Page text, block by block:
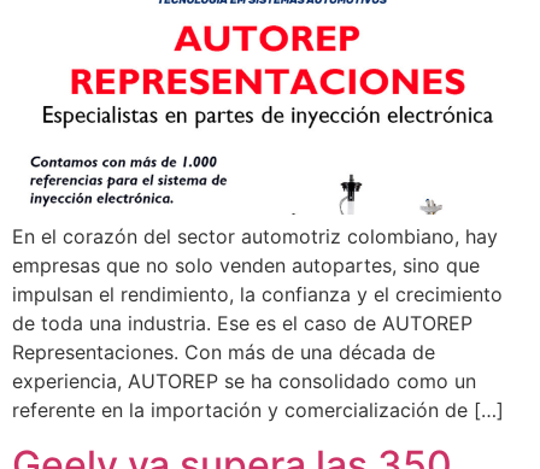
En el corazón del sector automotriz colombiano, hay
empresas que no solo venden autopartes, sino que
impulsan el rendimiento, la confianza y el crecimiento
de toda una industria. Ese es el caso de AUTOREP
Representaciones. Con más de una década de
experiencia, AUTOREP se ha consolidado como un
referente en la importación y comercialización de […]